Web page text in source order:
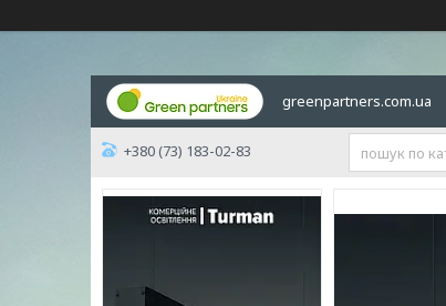
greenpartners.com.ua
+380 (73) 183-02-83